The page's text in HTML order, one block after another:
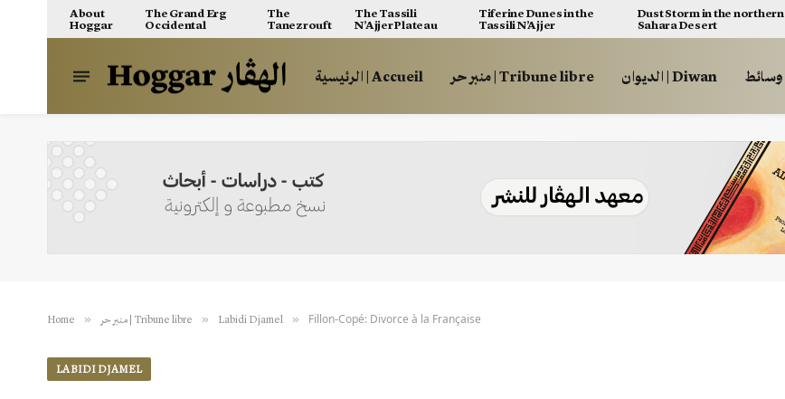
About
Hoggar
The Grand Erg
Occidental
The
Tanezrouft
The Tassili
N’Ajjer Plateau
Tiferine Dunes in the
Tassili N’Ajjer
Dust Storm in the northern
Sahara Desert
الرئيسية | Accueil منبر حر | Tribune libre الديوان | Diwan
Home » منبر حر | Tribune libre » Labidi Djamel » Fillon-Copé: Divorce à la Française
LABIDI DJAMEL